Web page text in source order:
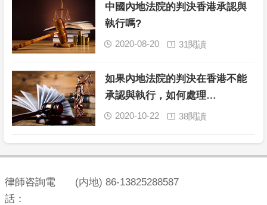
中國內地法院的判決香港承認與
執行嗎?
 2020-08-20  31閱讀
如果內地法院的判決在香港不能
承認與執行，如何處理…
 2020-10-22  38閱讀
律師咨詢電
話：
(内地) 86-13825288587